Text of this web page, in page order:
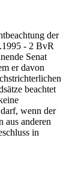
der
- 2 BvR
Senat
er davon
beachtet
wenn der
aus anderen
in